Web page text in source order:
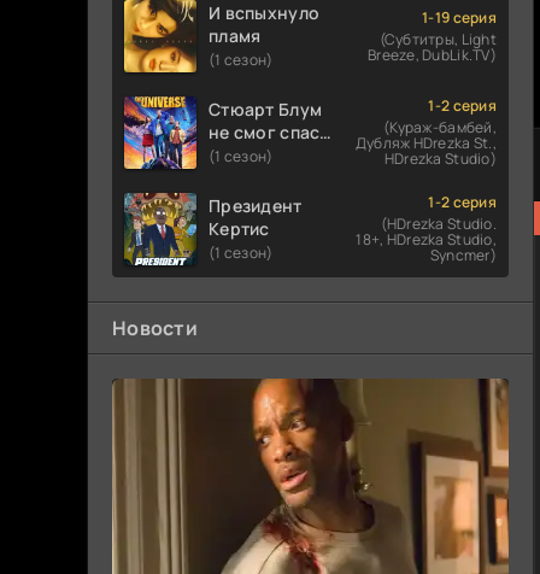
И вспыхнуло
пламя
(1 сезон)
1-19 серия
(Субтитры, Light
Breeze, DubLik.TV)
Стюарт Блум
не смог спасти
вселенную
(1 сезон)
1-2 серия
(Кураж-бамбей,
Дубляж HDrezka St.,
HDrezka Studio)
Президент
Кертис
(1 сезон)
1-2 серия
(HDrezka Studio.
18+, HDrezka Studio,
Syncmer)
Новости